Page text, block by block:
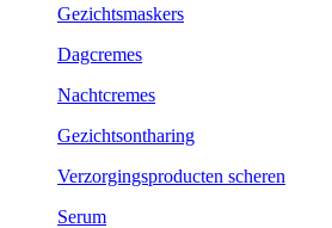
Gezichtsmaskers
Dagcremes
Nachtcremes
Gezichtsontharing
Verzorgingsproducten scheren
Serum